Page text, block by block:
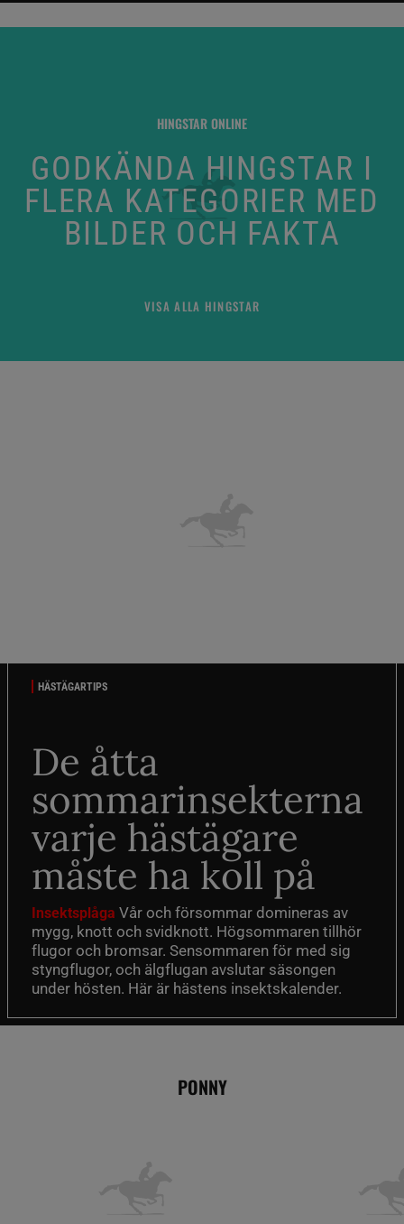
HINGSTAR ONLINE
GODKÄNDA HINGSTAR I
FLERA KATEGORIER MED
BILDER OCH FAKTA
VISA ALLA HINGSTAR
HÄSTÄGARTIPS
De åtta
sommarinsekterna
varje hästägare
måste ha koll på
Insektsplåga Vår och försommar domineras av
mygg, knott och svidknott. Högsommaren tillhör
flugor och bromsar. Sensommaren för med sig
styngflugor, och älgflugan avslutar säsongen
under hösten. Här är hästens insektskalender.
PONNY